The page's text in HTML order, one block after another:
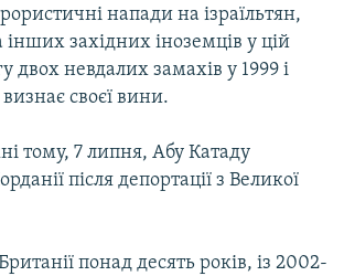
напади на ізраїльтян,
західних іноземців у цій
двох невдалих замахів у 1999 і
своєї вини.
тому, 7 липня, Абу Катаду
після депортації з Великої
понад десять років, із 2002-